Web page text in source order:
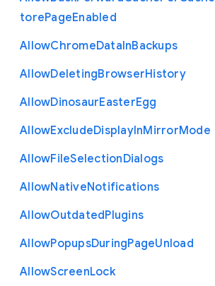
torePageEnabled
AllowChromeDataInBackups
AllowDeletingBrowserHistory
AllowDinosaurEasterEgg
AllowExcludeDisplayInMirrorMode
AllowFileSelectionDialogs
AllowNativeNotifications
AllowOutdatedPlugins
AllowPopupsDuringPageUnload
AllowScreenLock